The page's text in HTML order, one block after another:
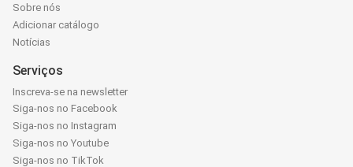
Sobre nós
Adicionar catálogo
Notícias
Serviços
Inscreva-se na newsletter
Siga-nos no Facebook
Siga-nos no Instagram
Siga-nos no Youtube
Siga-nos no TikTok